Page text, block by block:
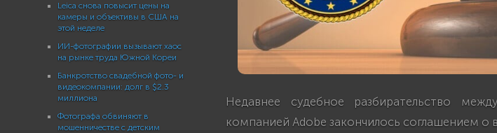
Leica снова повысит цены на
камеры и объективы в США на
этой неделе
ИИ-фотографии вызывают хаос
на рынке труда Южной Кореи
Банкротство свадебной фото- и
видеокомпании: долг в $2.3
миллиона
Фотографа обвиняют в
мошенничестве с детским
Недавнее судебное разбирательство
компанией Adobe закончилось соглашением о